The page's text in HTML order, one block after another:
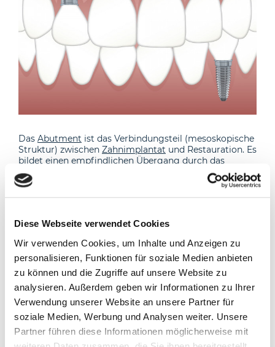
Diese Webseite verwendet Cookies
Wir verwenden Cookies, um Inhalte und Anzeigen zu
personalisieren, Funktionen für soziale Medien anbieten
zu können und die Zugriffe auf unsere Website zu
analysieren. Außerdem geben wir Informationen zu Ihrer
Verwendung unserer Website an unsere Partner für
soziale Medien, Werbung und Analysen weiter. Unsere
Partner führen diese Informationen möglicherweise mit
Das Abutment ist das Verbindungsteil (mesoskopische
Struktur) zwischen Zahnimplantat und Restauration. Es
bildet einen empfindlichen Übergang durch das
Weichgewebe um das Implantat, den Zahnfleischrand,
zur oberen Struktur der
und des Implantats
Zirkonoxidkeramik. Sie können als abnehmbare oder
bedingte oder bedingungslose abnehmbare
Verbindungen konstruiert werden. Die
Implantatabutments können nach Herstellungstyp
klassifiziert werden. Es gibt einen Unterschied
zwischen vorgefertigten (konfektionierten),
gegossenen oder Einpress-Abutments und gefrästen
CAD / CAM-Implantat-Abutments. Vorgefertigte
Abutments sind in verschiedenen Größen, Formen und
Winkeln sowie in Versionen erhältlich, die poliert
werden können oder nicht. Das einteiligeImplantat